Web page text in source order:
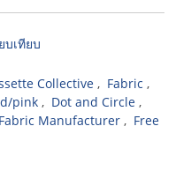
บเทียบ
Collective , Fabric ,
pink , Dot and Circle ,
Fabric Manufacturer , Free